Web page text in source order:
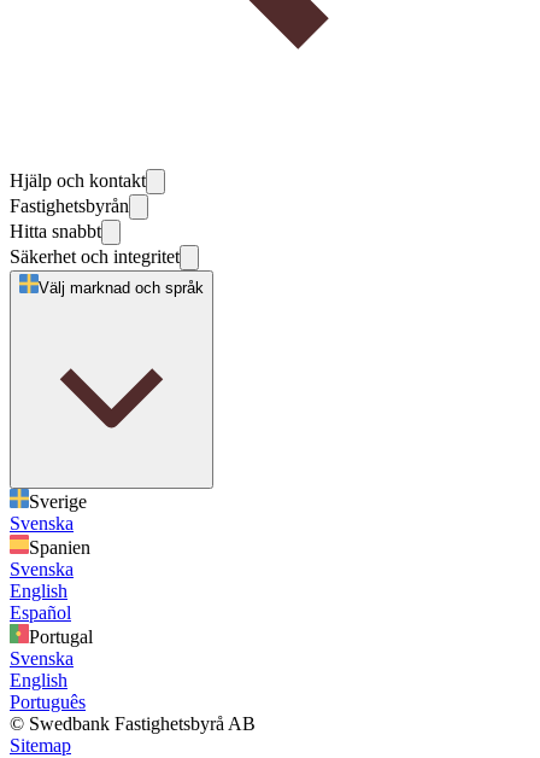
Hjälp och kontakt
Fastighetsbyrån
Hitta snabbt
Säkerhet och integritet
Välj marknad och språk
Sverige
Svenska
Spanien
Svenska
English
Español
Portugal
Svenska
English
Português
© Swedbank Fastighetsbyrå AB
Sitemap